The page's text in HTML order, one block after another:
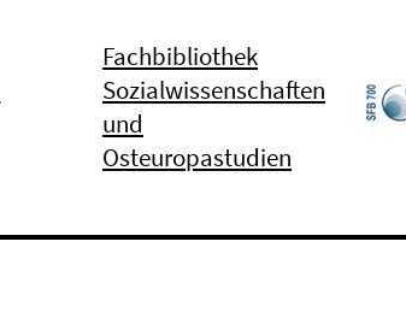
Fachbibliothek
Sozialwissenschaften
und
Osteuropastudien